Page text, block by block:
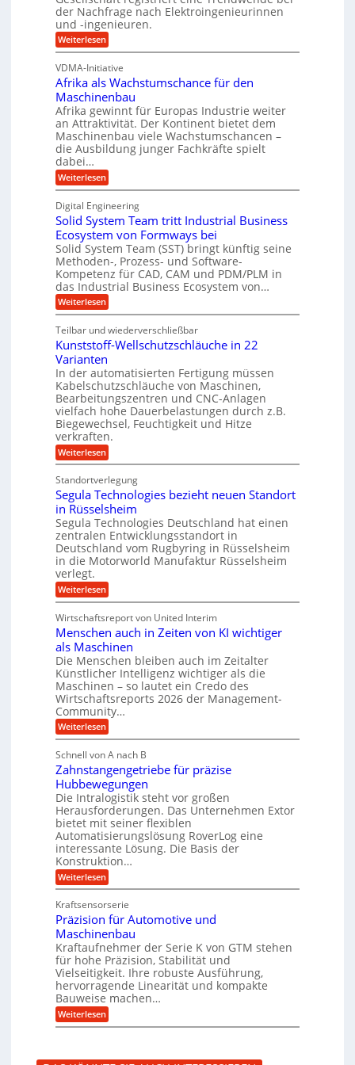
g
e
n
B
S
C
L
w
e
i
e
r
e
n
t
w
i
c
k
e
l
t
e
s
H
y
b
r
i
d
-
K
g
e
l
l
a
g
e
r
f
e
r
l
t
U
m
s
a
z
k
n
a
p
p
ü
b
e
r
V
o
r
j
a
h
r
der Nachfrage nach Elektroingenieurinnen
und -ingenieuren.
Weiterlesen:
V
E
s
i
e
h
t
E
r
o
l
u
n
g
a
m
A
r
b
e
i
t
s
m
a
r
k
t
VDMA-Initiative
Afrika als Wachstumschance für den
Maschinenbau
Afrika gewinnt für Europas Industrie weiter
an Attraktivität. Der Kontinent bietet dem
Maschinenbau viele Wachstumschancen –
die Ausbildung junger Fachkräfte spielt
dabei…
Weiterlesen:
A
r
i
k
a
a
l
s
W
a
c
s
t
u
m
s
c
h
a
n
c
e
f
ü
r
d
e
n
M
a
c
h
n
e
b
a
u
Digital Engineering
Solid System Team tritt Industrial Business
Ecosystem von Formways bei
Solid System Team (SST) bringt künftig seine
Methoden-, Prozess- und Software-
Kompetenz für CAD, CAM und PDM/PLM in
das Industrial Business Ecosystem von…
Weiterlesen:
S
l
i
d
S
y
s
t
e
m
T
e
a
m
t
i
t
t
n
d
u
t
r
a
l
B
u
s
i
n
e
s
s
E
o
s
y
s
t
e
m
v
o
n
F
o
r
w
a
y
s
b
e
i
Teilbar und wiederverschließbar
Kunststoff-Wellschutzschläuche in 22
Varianten
In der automatisierten Fertigung müssen
Kabelschutzschläuche von Maschinen,
Bearbeitungszentren und CNC-Anlagen
vielfach hohe Dauerbelastungen durch z.B.
Biegewechsel, Feuchtigkeit und Hitze
verkraften.
Weiterlesen:
K
n
s
t
s
t
o
f
f
W
e
l
l
s
c
h
u
t
z
s
c
h
l
ä
u
c
h
e
i
n
2
2
V
a
r
i
a
t
e
n
Standortverlegung
Segula Technologies bezieht neuen Standort
in Rüsselsheim
Segula Technologies Deutschland hat einen
zentralen Entwicklungsstandort in
Deutschland vom Rugbyring in Rüsselsheim
in die Motorworld Manufaktur Rüsselsheim
verlegt.
Weiterlesen:
S
g
u
l
a
T
e
c
h
n
o
l
o
g
i
e
s
b
e
z
i
e
h
t
n
e
e
n
S
t
a
n
d
o
t
i
Wirtschaftsreport von United Interim
Menschen auch in Zeiten von KI wichtiger
als Maschinen
Die Menschen bleiben auch im Zeitalter
Künstlicher Intelligenz wichtiger als die
Maschinen – so lautet ein Credo des
Wirtschaftsreports 2026 der Management-
Community…
Weiterlesen:
M
n
s
c
h
e
n
a
u
c
h
i
n
Z
e
e
n
v
o
n
K
w
i
t
Schnell von A nach B
Zahnstangengetriebe für präzise
Hubbewegungen
Die Intralogistik steht vor großen
Herausforderungen. Das Unternehmen Extor
bietet mit seiner flexiblen
Automatisierungslösung RoverLog eine
interessante Lösung. Die Basis der
Konstruktion…
Weiterlesen:
Z
h
n
s
t
a
n
g
e
n
g
e
t
Kraftsensorserie
Präzision für Automotive und
Maschinenbau
Kraftaufnehmer der Serie K von GTM stehen
für hohe Präzision, Stabilität und
Vielseitigkeit. Ihre robuste Ausführung,
hervorragende Linearität und kompakte
Bauweise machen…
Weiterlesen:
P
z